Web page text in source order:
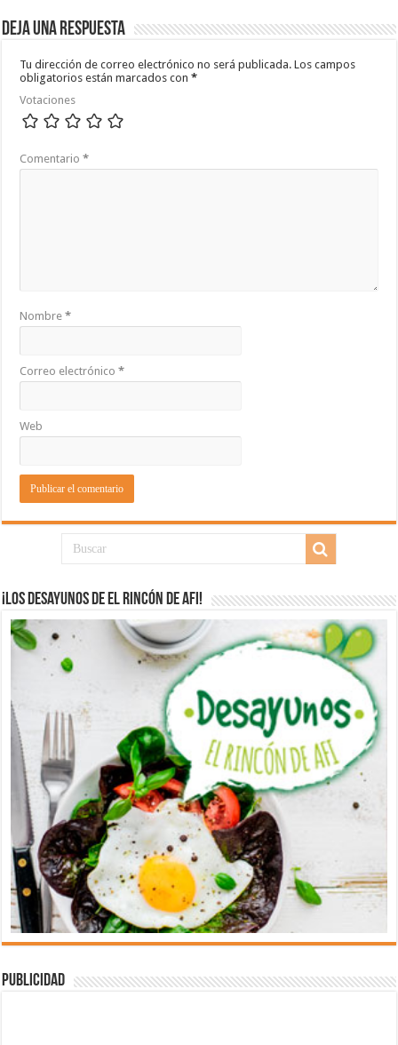
Deja una respuesta
Tu dirección de correo electrónico no será publicada. Los campos
obligatorios están marcados con*
Votaciones
Comentario*
Nombre*
Correo electrónico*
Web
¡Los desayunos de El Rincón de Afi!
Publicidad